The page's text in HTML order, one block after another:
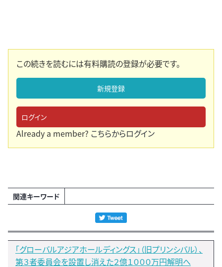
この続きを読むには有料購読の登録が必要です。
新規登録
ログイン
Already a member? こちらからログイン
関連キーワード
「グローバルアジアホールディングス」（旧プリンシバル）、
第３者委員会を設置し消えた２億１０００万円解明へ